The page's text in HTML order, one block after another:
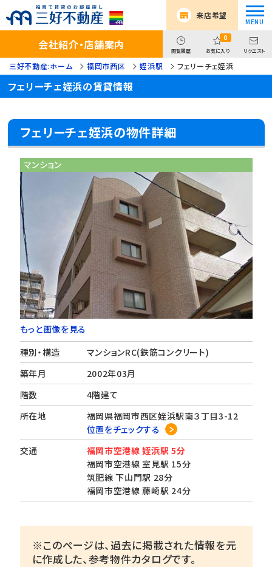
来店希望
会社紹介・店舗案内 閲覧履歴
0
お気に入り リクエスト
三好不動産:ホーム 福岡市西区 姪浜駅 フェリーチェ姪浜
フェリーチェ姪浜の賃貸情報
フェリーチェ姪浜の物件詳細
マンション
もっと画像を見る
種別・構造
マンションRC(鉄筋コンクリート)
築年月
2002年03月
階数
4階建て
所在地
福岡県福岡市西区姪浜駅南３丁目3-12
位置をチェックする
交通
福岡市空港線 姪浜駅 5分
福岡市空港線 室見駅 15分
筑肥線 下山門駅 28分
福岡市空港線 藤崎駅 24分
※このページは、過去に掲載された情報を元
に作成した、参考物件カタログです。